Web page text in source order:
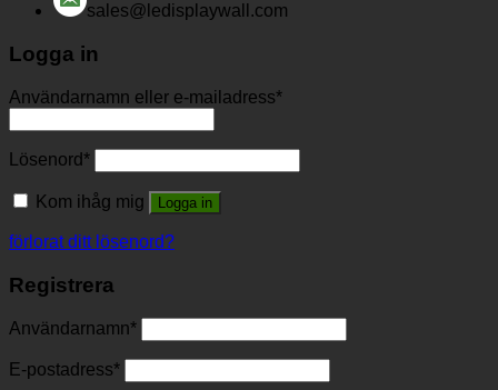
sales@ledisplaywall.com
Logga in
Användarnamn eller e-mailadress*
Lösenord*
Kom ihåg mig Logga in
förlorat ditt lösenord?
Registrera
Användarnamn*
E-postadress*